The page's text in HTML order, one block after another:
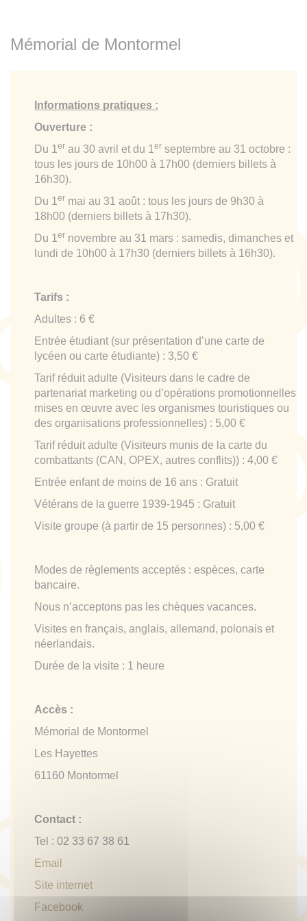
Mémorial de Montormel
Informations pratiques :
Ouverture :
Du 1 er au 30 avril et du 1 er septembre au 31 octobre :
tous les jours de 10h00 à 17h00 (derniers billets à
16h30).
Du 1 er mai au 31 août : tous les jours de 9h30 à
18h00 (derniers billets à 17h30).
Du 1 er novembre au 31 mars : samedis, dimanches et
lundi de 10h00 à 17h30 (derniers billets à 16h30).
Tarifs :
Adultes : 6 €
Entrée étudiant (sur présentation d’une carte de
lycéen ou carte étudiante) : 3,50 €
Tarif réduit adulte (Visiteurs dans le cadre de
partenariat marketing ou d’opérations promotionnelles
mises en œuvre avec les organismes touristiques ou
des organisations professionnelles) : 5,00 €
Tarif réduit adulte (Visiteurs munis de la carte du
combattants (CAN, OPEX, autres conflits)) : 4,00 €
Entrée enfant de moins de 16 ans : Gratuit
Vétérans de la guerre 1939-1945 : Gratuit
Visite groupe (à partir de 15 personnes) : 5,00 €
Modes de règlements acceptés : espèces, carte
bancaire.
Nous n’acceptons pas les chèques vacances.
Visites en français, anglais, allemand, polonais et
néerlandais.
Durée de la visite : 1 heure
Accès :
Mémorial de Montormel
Les Hayettes
61160 Montormel
Contact :
Tel : 02 33 67 38 61
Email
Site internet
Facebook